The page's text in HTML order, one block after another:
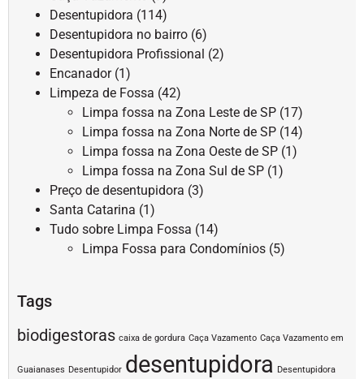
Desentupidora (114)
Desentupidora no bairro (6)
Desentupidora Profissional (2)
Encanador(1)
Limpeza de Fossa (42)
Limpa fossa na Zona Leste de SP (17)
Limpa fossa na Zona Norte de SP (14)
Limpa fossa na Zona Oeste de SP (1)
Limpa fossa na Zona Sul de SP (1)
Preço de desentupidora (3)
Santa Catarina (1)
Tudo sobre Limpa Fossa (14)
Limpa Fossa para Condomínios (5)
Tags
biodigestoras caixa de gordura Caça Vazamento Caça Vazamento em
Guaianases Desentupidor desentupidora Desentupidora